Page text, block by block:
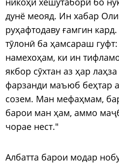
дунё меояд. Ин хабар
руҳафтодаву ғамгин
тӯлонӣ ба ҳамсараш
намехоҳам, ки ин
якбор сӯхтан аз ҳар
фарзанди маъюб беҳтар
созем. Ман мефаҳмам,
барои ман ҳам, аммо
чорае нест."
Албатта барои модар